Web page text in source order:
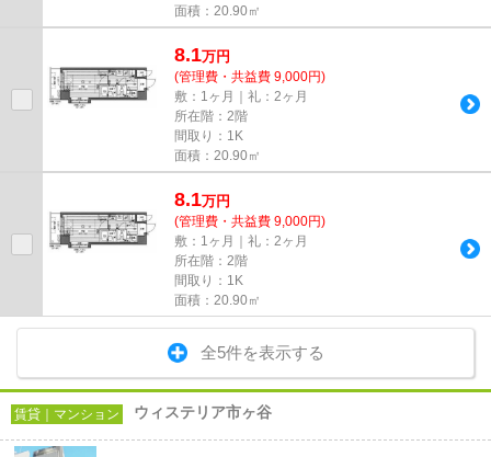
面積：20.90㎡
8.1万円
(管理費・共益費 9,000円)
敷：1ヶ月｜礼：2ヶ月
所在階：2階
間取り：1K
面積：20.90㎡
8.1万円
(管理費・共益費 9,000円)
敷：1ヶ月｜礼：2ヶ月
所在階：2階
間取り：1K
面積：20.90㎡
全5件を表示する
賃貸｜マンション ウィステリア市ヶ谷